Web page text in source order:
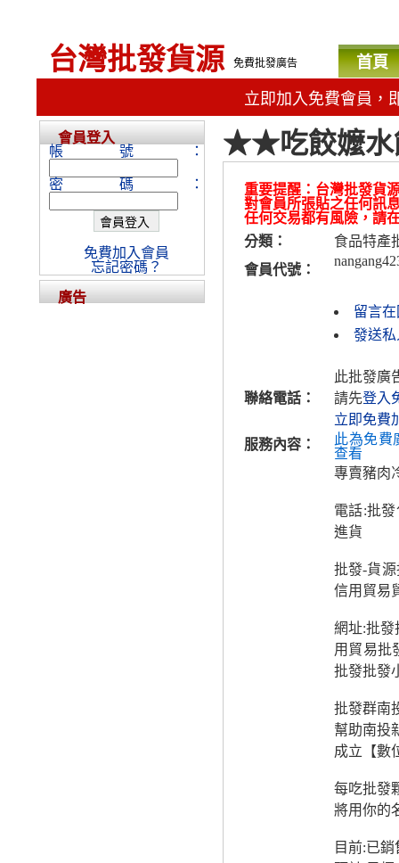
台灣批發貨源 免費批發廣告 首頁
立即加入免費會員，
★★吃餃嬤
重要提醒：台灣批發貨
對會員所張貼之任何訊
任何交易都有風險，請
分類：
食品特產
會員代號：
留言
發送私
聯絡電話：
此批發廣
請先登入
立即免費
服務內容：
此為免費
查看
專賣豬肉
電話:批
進貨
批發-貨
信用貿易
網址:批發
用貿易批
批發批發
批發群南
幫助南投
成立【數
每吃批發
將用你的
目前:已
會員登入
帳號：
密碼：
免費加入會員
忘記密碼？
廣告